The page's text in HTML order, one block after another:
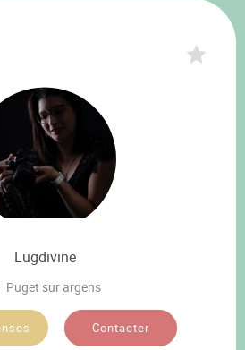
Lugdivine
Puget sur argens
Contacter